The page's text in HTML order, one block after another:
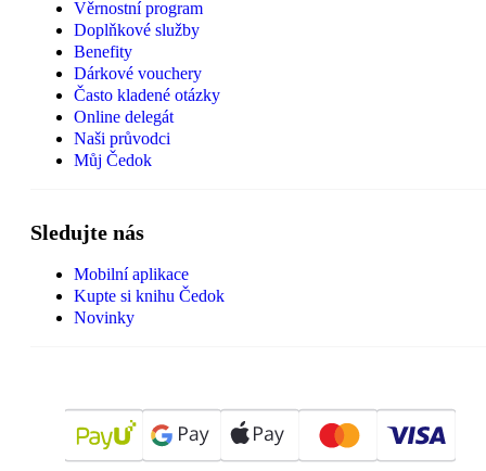
Věrnostní program
Doplňkové služby
Benefity
Dárkové vouchery
Často kladené otázky
Online delegát
Naši průvodci
Můj Čedok
Sledujte nás
Mobilní aplikace
Kupte si knihu Čedok
Novinky